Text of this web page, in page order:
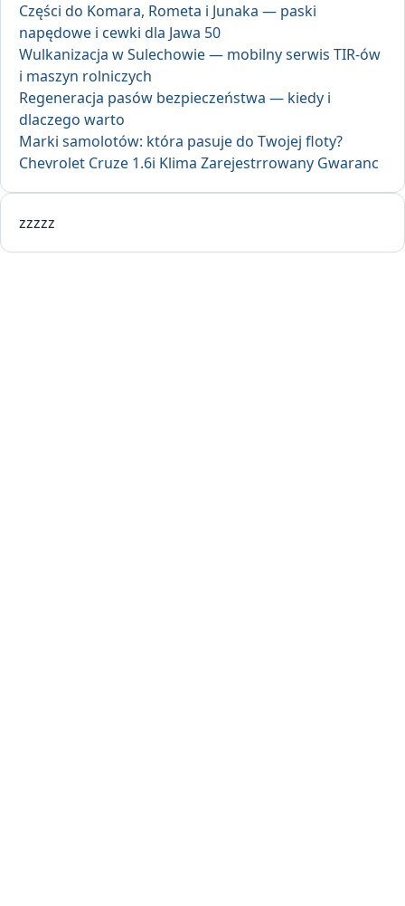
Części do Komara, Rometa i Junaka — paski
napędowe i cewki dla Jawa 50
Wulkanizacja w Sulechowie — mobilny serwis TIR-ów
i maszyn rolniczych
Regeneracja pasów bezpieczeństwa — kiedy i
dlaczego warto
Marki samolotów: która pasuje do Twojej floty?
Chevrolet Cruze 1.6i Klima Zarejestrrowany Gwaranc
zzzzz